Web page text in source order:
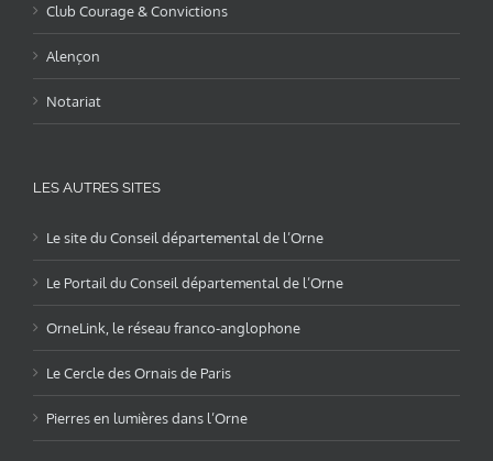
Club Courage & Convictions
Alençon
Notariat
LES AUTRES SITES
Le site du Conseil départemental de l’Orne
Le Portail du Conseil départemental de l’Orne
OrneLink, le réseau franco-anglophone
Le Cercle des Ornais de Paris
Pierres en lumières dans l’Orne